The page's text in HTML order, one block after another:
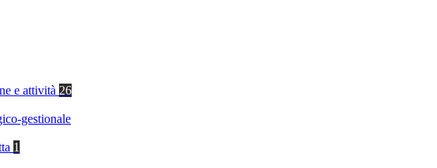
e attività 26
gestionale
1